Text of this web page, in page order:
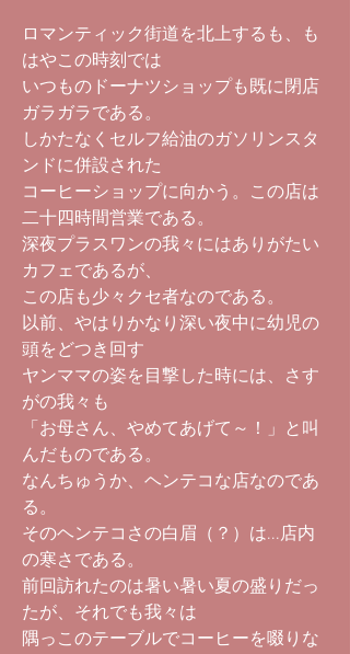
ロマンティック街道を北上するも、も
はやこの時刻では
いつものドーナツショップも既に閉店
ガラガラである。
しかたなくセルフ給油のガソリンスタ
ンドに併設された
コーヒーショップに向かう。この店は
二十四時間営業である。
深夜プラスワンの我々にはありがたい
カフェであるが、
この店も少々クセ者なのである。
以前、やはりかなり深い夜中に幼児の
頭をどつき回す
ヤンママの姿を目撃した時には、さす
がの我々も
「お母さん、やめてあげて～！」と叫
んだものである。
なんちゅうか、ヘンテコな店なのであ
る。
そのヘンテコさの白眉（？）は...店内
の寒さである。
前回訪れたのは暑い暑い夏の盛りだっ
たが、それでも我々は
隅っこのテーブルでコーヒーを啜りな